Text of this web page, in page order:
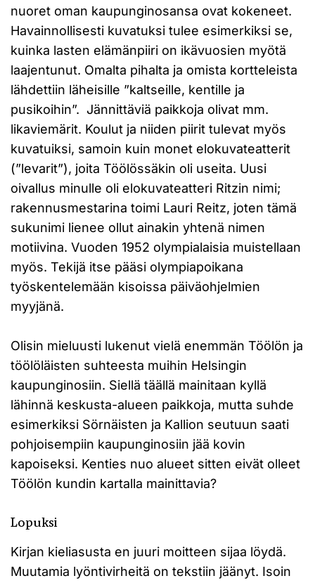
nuoret oman kaupunginosansa ovat kokeneet.
Havainnollisesti kuvatuksi tulee esimerkiksi se,
kuinka lasten elämänpiiri on ikävuosien myötä
laajentunut. Omalta pihalta ja omista kortteleista
lähdettiin läheisille ”kaltseille, kentille ja
pusikoihin”. Jännittäviä paikkoja olivat mm.
likaviemärit. Koulut ja niiden piirit tulevat myös
kuvatuiksi, samoin kuin monet elokuvateatterit
(”levarit”), joita Töölössäkin oli useita. Uusi
oivallus minulle oli elokuvateatteri Ritzin nimi;
rakennusmestarina toimi Lauri Reitz, joten tämä
sukunimi lienee ollut ainakin yhtenä nimen
motiivina. Vuoden 1952 olympialaisia muistellaan
myös. Tekijä itse pääsi olympiapoikana
työskentelemään kisoissa päiväohjelmien
myyjänä.
Olisin mieluusti lukenut vielä enemmän Töölön ja
töölöläisten suhteesta muihin Helsingin
kaupunginosiin. Siellä täällä mainitaan kyllä
lähinnä keskusta-alueen paikkoja, mutta suhde
esimerkiksi Sörnäisten ja Kallion seutuun saati
pohjoisempiin kaupunginosiin jää kovin
kapoiseksi. Kenties nuo alueet sitten eivät olleet
Töölön kundin kartalla mainittavia?
Lopuksi
Kirjan kieliasusta en juuri moitteen sijaa löydä.
Muutamia lyöntivirheitä on tekstiin jäänyt. Isoin